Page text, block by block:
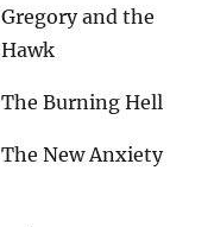
Gregory and the
Hawk
The Burning Hell
The New Anxiety